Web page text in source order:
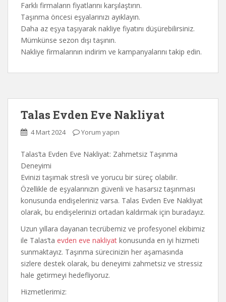
Farklı firmaların fiyatlarını karşılaştırın.
Taşınma öncesi eşyalarınızı ayıklayın.
Daha az eşya taşıyarak nakliye fiyatını düşürebilirsiniz.
Mümkünse sezon dışı taşının.
Nakliye firmalarının indirim ve kampanyalarını takip edin.
Talas Evden Eve Nakliyat
4 Mart 2024 Yorum yapın
Talas’ta Evden Eve Nakliyat: Zahmetsiz Taşınma
Deneyimi
Evinizi taşımak stresli ve yorucu bir süreç olabilir.
Özellikle de eşyalarınızın güvenli ve hasarsız taşınması
konusunda endişeleriniz varsa. Talas Evden Eve Nakliyat
olarak, bu endişelerinizi ortadan kaldırmak için buradayız.
Uzun yıllara dayanan tecrübemiz ve profesyonel ekibimiz
ile Talas’ta evden eve nakliyat konusunda en iyi hizmeti
sunmaktayız. Taşınma sürecinizin her aşamasında
sizlere destek olarak, bu deneyimi zahmetsiz ve stressiz
hale getirmeyi hedefliyoruz.
Hizmetlerimiz: